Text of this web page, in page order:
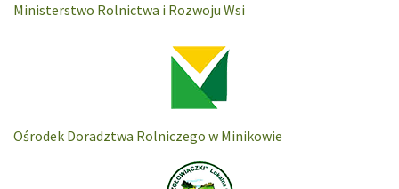
Ministerstwo Rolnictwa i Rozwoju Wsi
Ośrodek Doradztwa Rolniczego w Minikowie